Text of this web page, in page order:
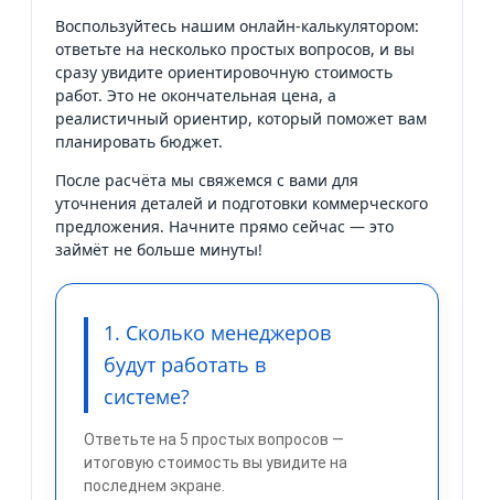
Воспользуйтесь нашим онлайн-калькулятором:
ответьте на несколько простых вопросов, и вы
сразу увидите ориентировочную стоимость
работ. Это не окончательная цена, а
реалистичный ориентир, который поможет вам
планировать бюджет.
После расчёта мы свяжемся с вами для
уточнения деталей и подготовки коммерческого
предложения. Начните прямо сейчас — это
займёт не больше минуты!
1. Сколько менеджеров
будут работать в
системе?
Ответьте на 5 простых вопросов —
итоговую стоимость вы увидите на
последнем экране.